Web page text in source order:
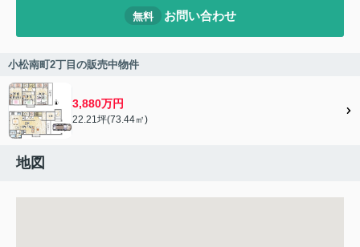
無料 お問い合わせ
小松南町2丁目の販売中物件
3,880万円
22.21坪(73.44㎡)
地図